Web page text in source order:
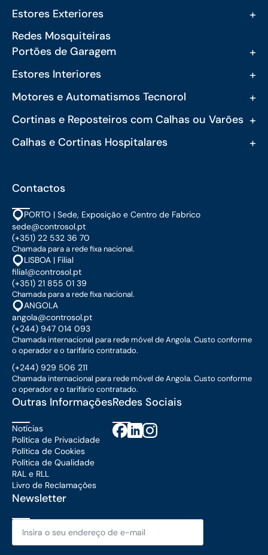
Estores Exteriores +
Redes Mosquiteiras
Portões de Garagem
+
Estores Interiores +
Motores e Automatismos Tecnorol +
Cortinas e Reposteiros com Calhas ou Varões +
Calhas e Cortinas Hospitalares +
Contactos
PORTO | Sede, Exposição e Centro de Fabrico
sede@controsol.pt
(+351) 22 532 36 70
Chamada para a rede fixa nacional.
LISBOA | Filial
filial@controsol.pt
(+351) 21 855 01 39
Chamada para a rede fixa nacional.
ANGOLA
angola@controsol.pt
(+244) 947 014 093
Chamada internacional para rede móvel de Angola. Custo conforme
o operador e o tarifário contratado.
(+244) 929 506 211
Chamada internacional para rede móvel de Angola. Custo conforme
o operador e o tarifário contratado.
Outras Informações
Notícias
Política de Privacidade
Política de Cookies
Política de Qualidade
RAL e RLL
Livro de Reclamações
Redes Sociais
Newsletter
Email